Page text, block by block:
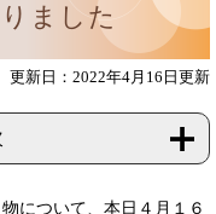
ました
更新日：2022年4月16日更新
について、本日４月１６